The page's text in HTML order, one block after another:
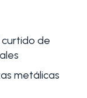
de
metálicas